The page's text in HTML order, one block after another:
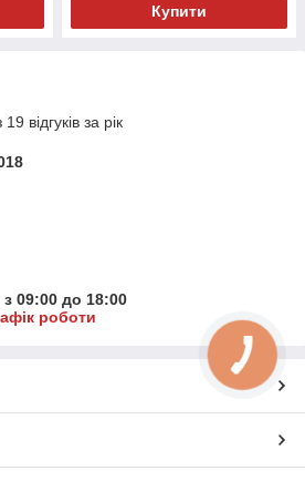
Купити
відгуків за рік
09:00 до 18:00
роботи